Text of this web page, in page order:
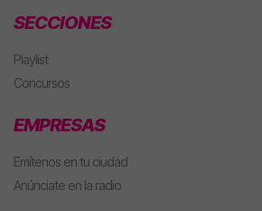
SECCIONES
Playlist
Concursos
EMPRESAS
Emítenos en tu ciudad
Anúnciate en la radio